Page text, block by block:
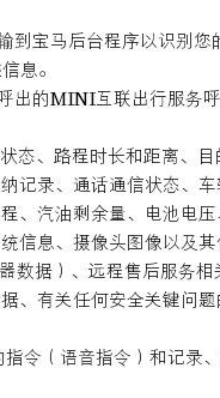
宝马后台程序以识别您
息。
出的MINI互联出行服务
、路程时长和距离、
记录、通话通信状态、
、汽油剩余量、电池电
信息、摄像头图像以
据）、远程售后服务
、有关任何安全关键问
令（语音指令）和记录